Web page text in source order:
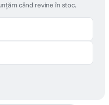
când revine în stoc.